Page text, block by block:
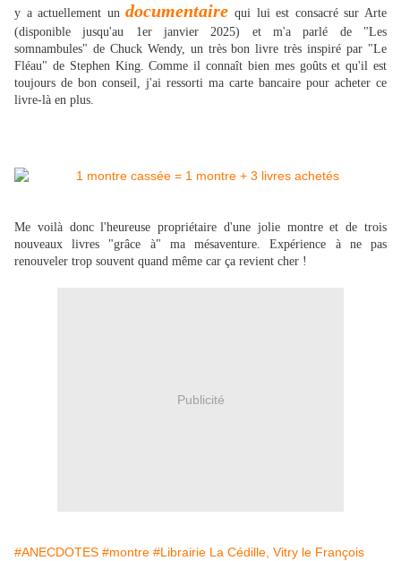
y a actuellement undocumentaire qui lui est consacré sur Arte
(disponible jusqu'au 1er janvier 2025) et m'a parlé de "Les
somnambules" de Chuck Wendy, un très bon livre très inspiré par "Le
Fléau" de Stephen King. Comme il connaît bien mes goûts et qu'il est
toujours de bon conseil, j'ai ressorti ma carte bancaire pour acheter ce
livre-là en plus.
Me voilà donc l'heureuse propriétaire d'une jolie montre et de trois
nouveaux livres "grâce à" ma mésaventure. Expérience à ne pas
renouveler trop souvent quand même car ça revient cher !
Publicité
#ANECDOTES #montre #Librairie La Cédille, Vitry le François